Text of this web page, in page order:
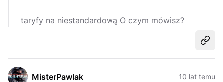
taryfy na niestandardową O czym mówisz?
MisterPawlak 10 lat temu